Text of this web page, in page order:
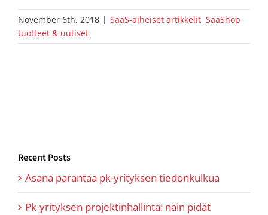
November 6th, 2018 | SaaS-aiheiset artikkelit, SaaShop
tuotteet & uutiset
Recent Posts
Asana parantaa pk-yrityksen tiedonkulkua
Pk-yrityksen projektinhallinta: näin pidät